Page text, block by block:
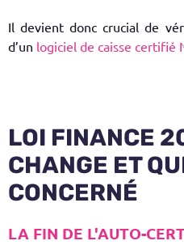
Il devient donc crucial de
d’un logiciel de caisse certifié
LOI FINANCE
CHANGE ET
CONCERNÉ
LA FIN DE L'AUTO-